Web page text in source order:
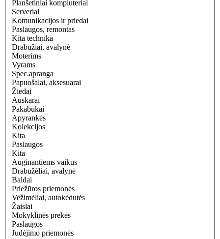
Planšetiniai kompiuteriai
Serveriai
Komunikacijos ir priedai
Paslaugos, remontas
Kita technika
Drabužiai, avalynė
Moterims
Vyrams
Spec.apranga
Papuošalai, aksesuarai
Žiedai
Auskarai
Pakabukai
Apyrankės
Kolekcijos
Kita
Paslaugos
Kita
Auginantiems vaikus
Drabužėliai, avalynė
Baldai
Priežūros priemonės
Vežimėliai, autokėdutės
Žaislai
Mokyklinės prekės
Paslaugos
Judėjimo priemonės